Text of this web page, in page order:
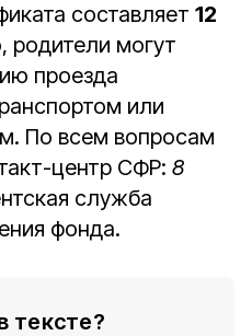
составляет 12
родители могут
проезда
или
По всем вопросам
центр СФР: 8
служба
фонда.
тексте?